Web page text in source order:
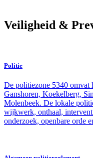
Veiligheid &
Politie
De politiezone 5340 omvat
Ganshoren, Koekelberg,
Molenbeek. De lokale
wijkwerk, onthaal,
onderzoek, openbare orde